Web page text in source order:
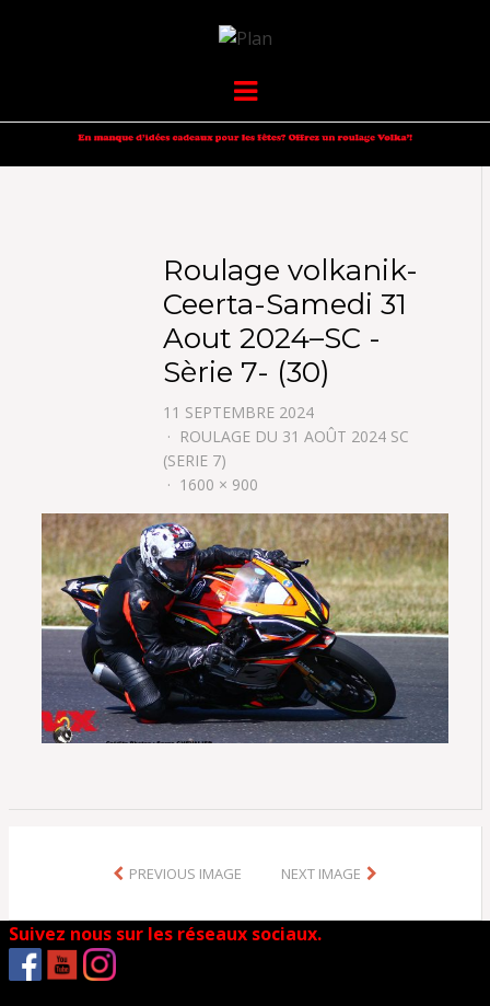
VOLKANIK-
ENDURANCE
Menu
Roulage volkanik-
Ceerta-Samedi 31
Aout 2024–SC -
Sèrie 7- (30)
11 SEPTEMBRE 2024
ROULAGE DU 31 AOÛT 2024 SC
(SERIE 7)
1600 × 900
PREVIOUS IMAGE NEXT IMAGE
Suivez nous sur les réseaux sociaux.